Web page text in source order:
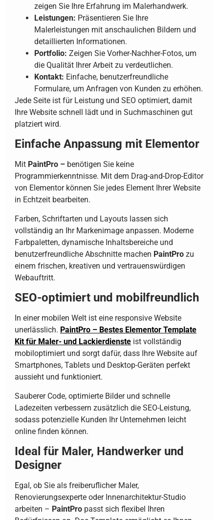
zeigen Sie Ihre Erfahrung im Malerhandwerk.
Leistungen: Präsentieren Sie Ihre
Malerleistungen mit anschaulichen Bildern und
detaillierten Informationen.
Portfolio: Zeigen Sie Vorher-Nachher-Fotos, um
die Qualität Ihrer Arbeit zu verdeutlichen.
Kontakt: Einfache, benutzerfreundliche
Formulare, um Anfragen von Kunden zu erhöhen.
Jede Seite ist für Leistung und SEO optimiert, damit
Ihre Website schnell lädt und in Suchmaschinen gut
platziert wird.
Einfache Anpassung mit Elementor
Mit PaintPro – benötigen Sie keine
Programmierkenntnisse. Mit dem Drag-and-Drop-Editor
von Elementor können Sie jedes Element Ihrer Website
in Echtzeit bearbeiten.
Farben, Schriftarten und Layouts lassen sich
vollständig an Ihr Markenimage anpassen. Moderne
Farbpaletten, dynamische Inhaltsbereiche und
benutzerfreundliche Abschnitte machen PaintPro zu
einem frischen, kreativen und vertrauenswürdigen
Webauftritt.
SEO-optimiert und mobilfreundlich
In einer mobilen Welt ist eine responsive Website
unerlässlich. PaintPro – Bestes Elementor Template
Kit für Maler- und Lackierdienste ist vollständig
mobiloptimiert und sorgt dafür, dass Ihre Website auf
Smartphones, Tablets und Desktop-Geräten perfekt
aussieht und funktioniert.
Sauberer Code, optimierte Bilder und schnelle
Ladezeiten verbessern zusätzlich die SEO-Leistung,
sodass potenzielle Kunden Ihr Unternehmen leicht
online finden können.
Ideal für Maler, Handwerker und
Designer
Egal, ob Sie als freiberuflicher Maler,
Renovierungsexperte oder Innenarchitektur-Studio
arbeiten – PaintPro passt sich flexibel Ihren